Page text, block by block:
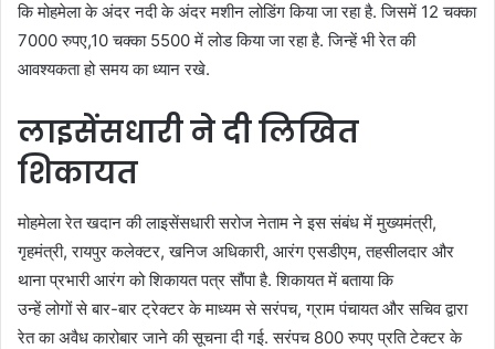
कि मोहमेला के अंदर नदी के अंदर मशीन लोडिंग किया जा रहा है. जिसमें 12 चक्का
7000 रुपए,10 चक्का 5500 में लोड किया जा रहा है. जिन्हें भी रेत की
आवश्यकता हो समय का ध्यान रखे.
लाइसेंसधारी ने दी लिखित
शिकायत
मोहमेला रेत खदान की लाइसेंसधारी सरोज नेताम ने इस संबंध में मुख्यमंत्री,
गृहमंत्री, रायपुर कलेक्टर, खनिज अधिकारी, आरंग एसडीएम, तहसीलदार और
थाना प्रभारी आरंग को शिकायत पत्र सौंपा है. शिकायत में बताया कि
उन्हें लोगों से बार-बार ट्रेक्टर के माध्यम से सरंपच, ग्राम पंचायत और सचिव द्वारा
रेत का अवैध कारोबार जाने की सूचना दी गई. सरंपच 800 रुपए प्रति टेक्टर के